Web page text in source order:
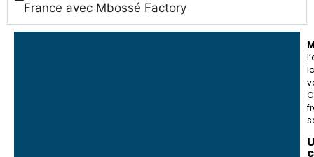
France avec Mbossé Factory